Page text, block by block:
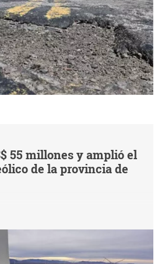
55 millones y amplió el
de la provincia de